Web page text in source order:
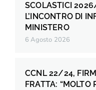
SCOLASTICI
L’INCONTRO DI
MINISTERO
6 Agosto 2026
CCNL 22/24,
FRATTA: “MOLTO